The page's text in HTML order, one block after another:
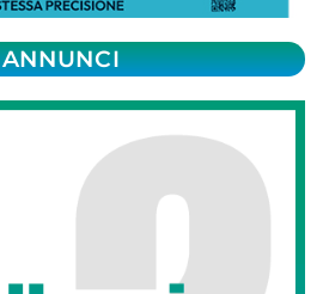
ANNUNCI